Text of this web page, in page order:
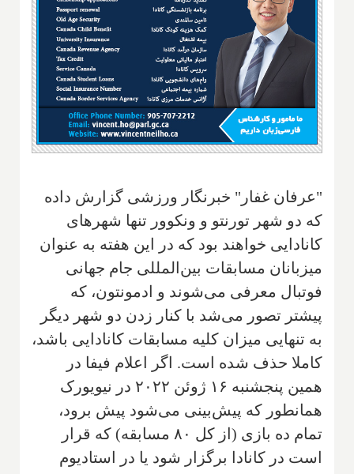
"عرفان غفار" خبرنگار ورزشی گزارش داده
که دو شهر تورنتو و ونکوور تنها شهرهای
کانادایی خواهند بود که در این هفته به عنوان
میزبانان مسابقات بین‌المللی جام جهانی
فوتبال معرفی می‌شوند و ادمونتون، که
پیشتر تصور می‌شد با کنار زدن دو شهر دیگر
به تنهایی میزان کلیه مسابقات کانادایی باشد،
کاملا حذف شده است. اگر اعلام فیفا در
همین پنجشنبه ۱۶ ژوئن ۲۰۲۲ در نیویورک
همانطور که پیش‌بینی می‌شود پیش برود،
تمام ده بازی (از کل ۸۰ مسابقه) که قرار
است در کانادا برگزار شود یا در استادیوم